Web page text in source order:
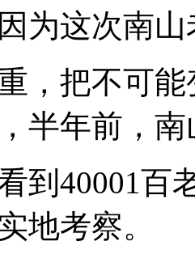
为这次南山
，把不可
半年前，
到40001百
地考察。